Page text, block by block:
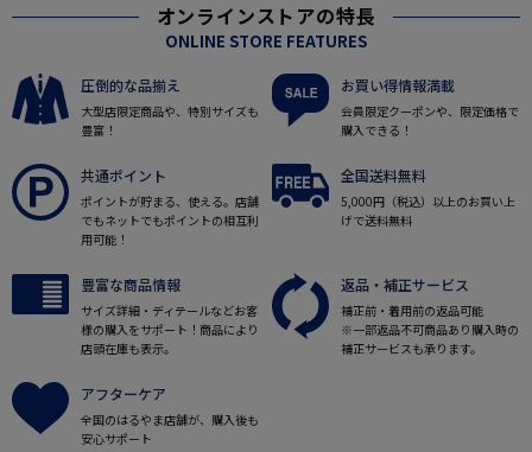
オンラインストアの特長
ONLINE STORE FEATURES
圧倒的な品揃え
大型店限定商品や、特別サイズも
豊富！
お買い得情報満載
会員限定クーポンや、限定価格で
購入できる！
共通ポイント
ポイントが貯まる、使える。店舗
でもネットでもポイントの相互利
用可能！
全国送料無料
5,000円（税込）以上のお買い上
げで送料無料
豊富な商品情報
サイズ詳細・ディテールなどお客
様の購入をサポート！商品により
店頭在庫も表示。
返品・補正サービス
補正前・着用前の返品可能
※一部返品不可商品あり購入時の
補正サービスも承ります。
アフターケア
全国のはるやま店舗が、購入後も
安心サポート